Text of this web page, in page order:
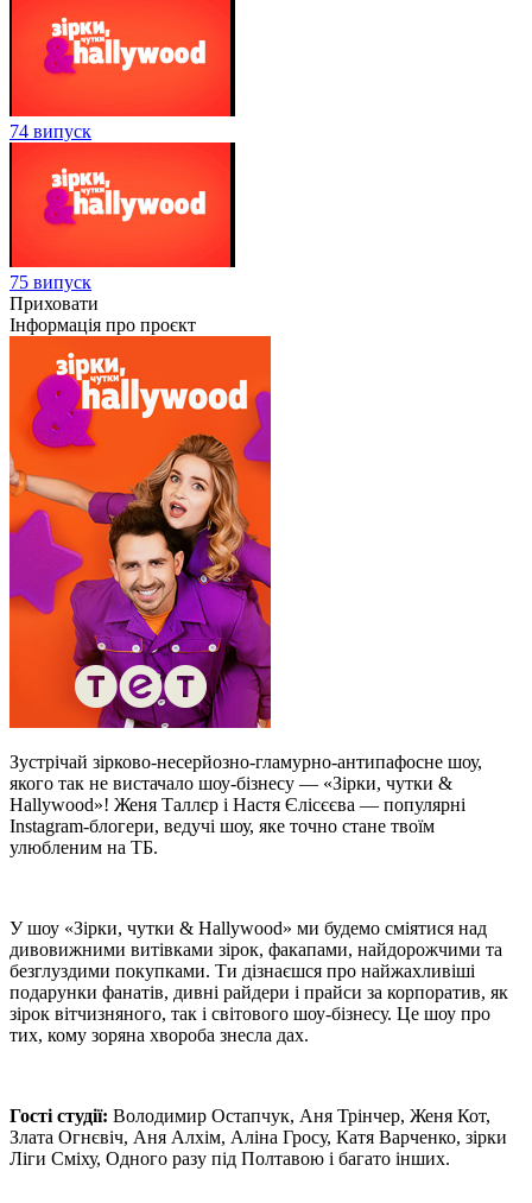
74 випуск
75 випуск
Приховати
Інформація про проєкт
Зустрічай зірково-несерйозно-гламурно-антипафосне шоу,
якого так не вистачало шоу-бізнесу — «Зірки, чутки &
Hallywood»! Женя Таллєр і Настя Єлісєєва — популярні
Instagram-блогери, ведучі шоу, яке точно стане твоїм
улюбленим на ТБ.
У шоу «Зірки, чутки & Hallywood» ми будемо сміятися над
дивовижними витівками зірок, факапами, найдорожчими та
безглуздими покупками. Ти дізнаєшся про найжахливіші
подарунки фанатів, дивні райдери і прайси за корпоратив, як
зірок вітчизняного, так і світового шоу-бізнесу. Це шоу про
тих, кому зоряна хвороба знесла дах.
Гості студії: Володимир Остапчук, Аня Трінчер, Женя Кот,
Злата Огнєвіч, Аня Алхім, Аліна Гросу, Катя Варченко, зірки
Ліги Сміху, Одного разу під Полтавою і багато інших.